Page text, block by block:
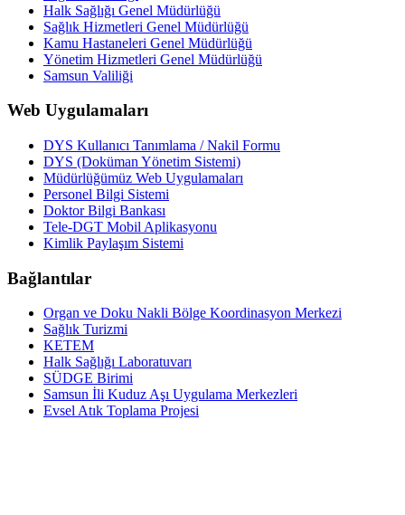
Halk Sağlığı Genel Müdürlüğü
Sağlık Hizmetleri Genel Müdürlüğü
Kamu Hastaneleri Genel Müdürlüğü
Yönetim Hizmetleri Genel Müdürlüğü
Samsun Valiliği
Web Uygulamaları
DYS Kullanıcı Tanımlama / Nakil Formu
DYS (Doküman Yönetim Sistemi)
Müdürlüğümüz Web Uygulamaları
Personel Bilgi Sistemi
Doktor Bilgi Bankası
Tele-DGT Mobil Aplikasyonu
Kimlik Paylaşım Sistemi
Bağlantılar
Organ ve Doku Nakli Bölge Koordinasyon Merkezi
Sağlık Turizmi
KETEM
Halk Sağlığı Laboratuvarı
SÜDGE Birimi
Samsun İli Kuduz Aşı Uygulama Merkezleri
Evsel Atık Toplama Projesi